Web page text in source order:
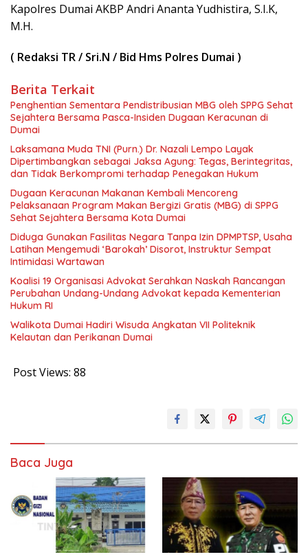
Kapolres Dumai AKBP Andri Ananta Yudhistira, S.I.K,
M.H.
( Redaksi TR / Sri.N / Bid Hms Polres Dumai )
Berita Terkait
Penghentian Sementara Pendistribusian MBG oleh SPPG Sehat
Sejahtera Bersama Pasca-Insiden Dugaan Keracunan di
Dumai
Laksamana Muda TNI (Purn.) Dr. Nazali Lempo Layak
Dipertimbangkan sebagai Jaksa Agung: Tegas, Berintegritas,
dan Tidak Berkompromi terhadap Penegakan Hukum
Dugaan Keracunan Makanan Kembali Mencoreng
Pelaksanaan Program Makan Bergizi Gratis (MBG) di SPPG
Sehat Sejahtera Bersama Kota Dumai
Diduga Gunakan Fasilitas Negara Tanpa Izin DPMPTSP, Usaha
Latihan Mengemudi ‘Barokah’ Disorot, Instruktur Sempat
Intimidasi Wartawan
Koalisi 19 Organisasi Advokat Serahkan Naskah Rancangan
Perubahan Undang-Undang Advokat kepada Kementerian
Hukum RI
Walikota Dumai Hadiri Wisuda Angkatan VII Politeknik
Kelautan dan Perikanan Dumai
Post Views: 88
Baca Juga